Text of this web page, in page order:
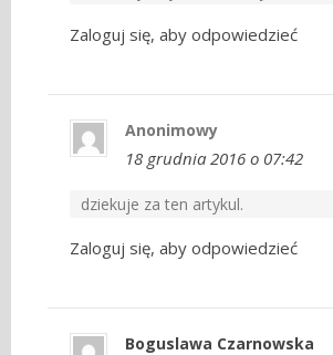
Zaloguj się, aby odpowiedzieć
Anonimowy
18 grudnia 2016 o 07:42
dziekuje za ten artykul.
Zaloguj się, aby odpowiedzieć
Boguslawa Czarnowska